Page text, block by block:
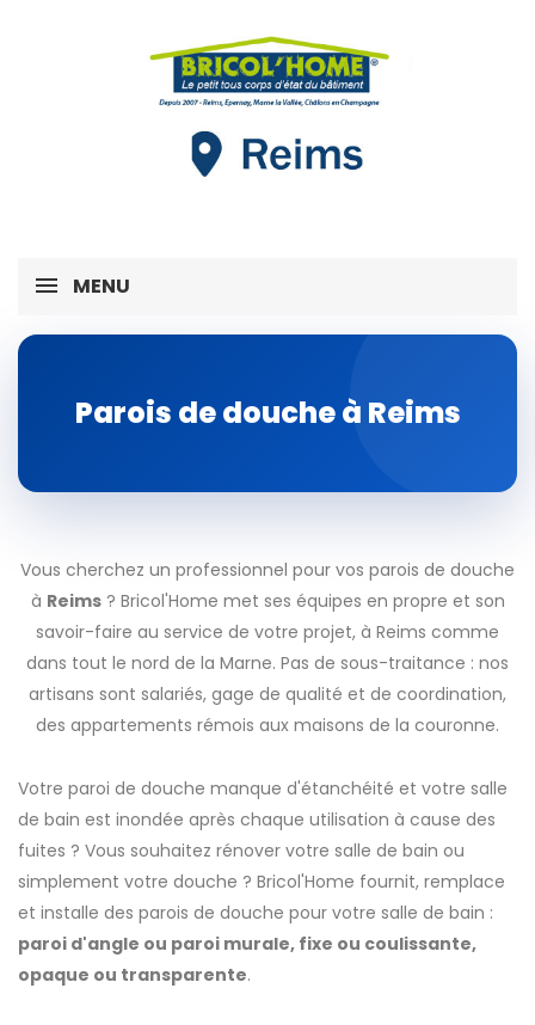
MENU
Parois de douche à Reims
Vous cherchez un professionnel pour vos parois de douche
à Reims? Bricol'Home met ses équipes en propre et son
savoir-faire au service de votre projet, à Reims comme
dans tout le nord de la Marne. Pas de sous-traitance : nos
artisans sont salariés, gage de qualité et de coordination,
des appartements rémois aux maisons de la couronne.
Votre paroi de douche manque d'étanchéité et votre salle
de bain est inondée après chaque utilisation à cause des
fuites ? Vous souhaitez rénover votre salle de bain ou
simplement votre douche ? Bricol'Home fournit, remplace
et installe des parois de douche pour votre salle de bain :
paroi d'angle ou paroi murale, fixe ou coulissante,
opaque ou transparente.